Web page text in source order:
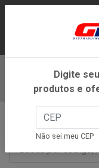
Digite
produtos e
Não sei meu CEP